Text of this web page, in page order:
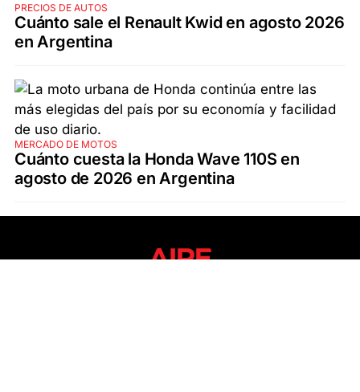
PRECIOS DE AUTOS
Cuánto sale el Renault Kwid en agosto 2026
en Argentina
MERCADO DE MOTOS
Cuánto cuesta la Honda Wave 110S en
agosto de 2026 en Argentina